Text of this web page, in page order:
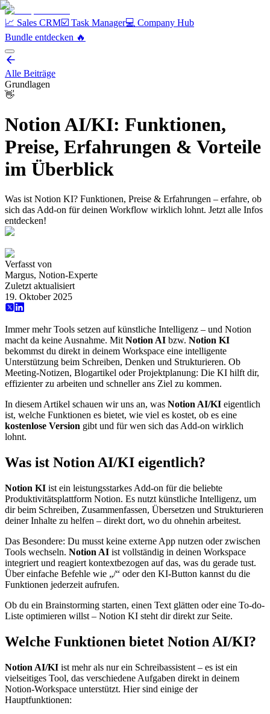
📈 Sales CRM☑️ Task Manager💻 Company Hub
Bundle entdecken️ 🔥
Alle Beiträge
Grundlagen
👋
Notion AI/KI: Funktionen,
Preise, Erfahrungen & Vorteile
im Überblick
Was ist Notion KI? Funktionen, Preise & Erfahrungen – erfahre, ob
sich das Add-on für deinen Workflow wirklich lohnt. Jetzt alle Infos
entdecken!
Verfasst von
Margus, Notion-Experte
Zuletzt aktualisiert
19. Oktober 2025
Immer mehr Tools setzen auf künstliche Intelligenz – und Notion
macht da keine Ausnahme. Mit Notion AI bzw. Notion KI
bekommst du direkt in deinem Workspace eine intelligente
Unterstützung beim Schreiben, Denken und Strukturieren. Ob
Meeting-Notizen, Blogartikel oder Projektplanung: Die KI hilft dir,
effizienter zu arbeiten und schneller ans Ziel zu kommen.
In diesem Artikel schauen wir uns an, was Notion AI/KI eigentlich
ist, welche Funktionen es bietet, wie viel es kostet, ob es eine
kostenlose Version gibt und für wen sich das Add-on wirklich
lohnt.
Was ist Notion AI/KI eigentlich?
Notion KI ist ein leistungsstarkes Add-on für die beliebte
Produktivitätsplattform Notion. Es nutzt künstliche Intelligenz, um
dir beim Schreiben, Zusammenfassen, Übersetzen und Strukturieren
deiner Inhalte zu helfen – direkt dort, wo du ohnehin arbeitest.
Das Besondere: Du musst keine externe App nutzen oder zwischen
Tools wechseln. Notion AI ist vollständig in deinen Workspace
integriert und reagiert kontextbezogen auf das, was du gerade tust.
Über einfache Befehle wie „/“ oder den KI-Button kannst du die
Funktionen jederzeit aufrufen.
Ob du ein Brainstorming starten, einen Text glätten oder eine To-do-
Liste optimieren willst – Notion KI steht dir direkt zur Seite.
Welche Funktionen bietet Notion AI/KI?
Notion AI/KI ist mehr als nur ein Schreibassistent – es ist ein
vielseitiges Tool, das verschiedene Aufgaben direkt in deinem
Notion-Workspace unterstützt. Hier sind einige der
Hauptfunktionen: